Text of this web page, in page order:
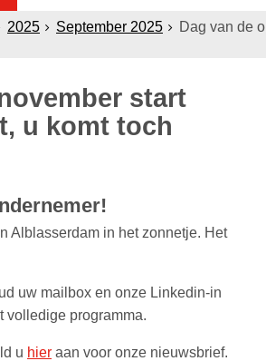
2025 September 2025
Dag van de
start
u komt toch
Alblasserdam in het zonnetje. Het
uw mailbox en onze Linkedin-in
volledige programma.
u hier aan voor onze nieuwsbrief.